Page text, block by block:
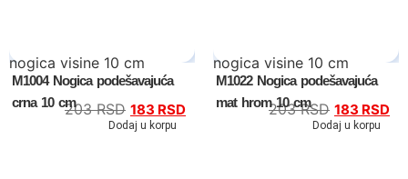
nogica visine 10 cm
M1004 Nogica podešavajuća
crna 10 cm203RSD 183 RSD
Dodaj u korpu
nogica visine 10 cm
M1022 Nogica podešavajuća
mat hrom 10 cm
203RSD 183 RSD
Dodaj u korpu